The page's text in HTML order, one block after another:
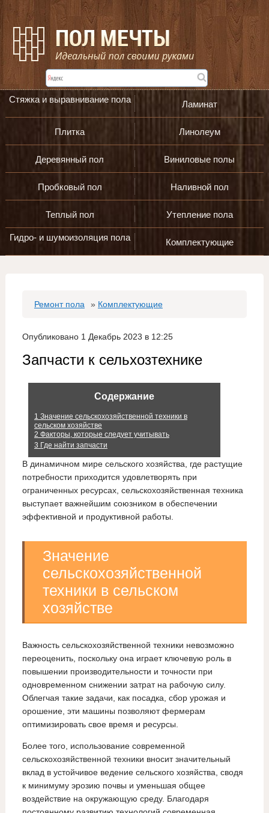
Стяжка и выравнивание пола Ламинат
Плитка Линолеум
Деревянный пол Виниловые полы
Пробковый пол Наливной пол
Теплый пол Утепление пола
Гидро- и шумоизоляция пола Комплектующие
Ремонт пола » Комплектующие
Опубликовано 1 Декабрь 2023 в 12:25
Запчасти к сельхозтехнике
Содержание
1 Значение сельскохозяйственной техники в
сельском хозяйстве
2 Факторы, которые следует учитывать
3 Где найти запчасти
В динамичном мире сельского хозяйства, где растущие
потребности приходится удовлетворять при
ограниченных ресурсах, сельскохозяйственная техника
выступает важнейшим союзником в обеспечении
эффективной и продуктивной работы.
Значение
сельскохозяйственной
техники в сельском
хозяйстве
Важность сельскохозяйственной техники невозможно
переоценить, поскольку она играет ключевую роль в
повышении производительности и точности при
одновременном снижении затрат на рабочую силу.
Облегчая такие задачи, как посадка, сбор урожая и
орошение, эти машины позволяют фермерам
оптимизировать свое время и ресурсы.
Более того, использование современной
сельскохозяйственной техники вносит значительный
вклад в устойчивое ведение сельского хозяйства, сводя
к минимуму эрозию почвы и уменьшая общее
воздействие на окружающую среду. Благодаря